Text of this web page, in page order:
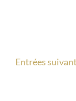
Entrées